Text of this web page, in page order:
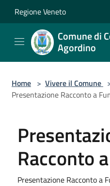
Regione Veneto
Comune di
Agordino
Home > Vivere il Comune
Presentazione Racconto a
Racconto
Presentazione Racconto a